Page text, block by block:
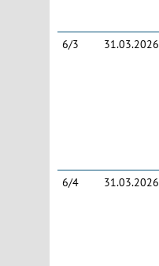
6/3 31.03.2026
6/4 31.03.2026